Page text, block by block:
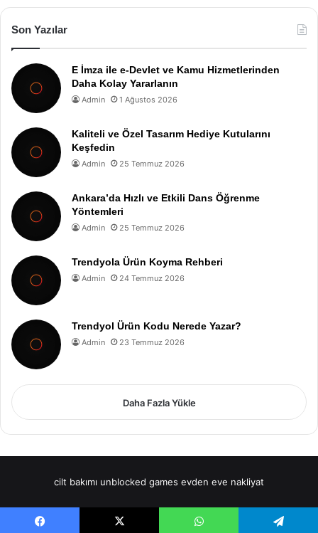
Son Yazılar
E İmza ile e-Devlet ve Kamu Hizmetlerinden
Daha Kolay Yararlanın
Admin 1 Ağustos 2026
Kaliteli ve Özel Tasarım Hediye Kutularını
Keşfedin
Admin 25 Temmuz 2026
Ankara’da Hızlı ve Etkili Dans Öğrenme
Yöntemleri
Admin 25 Temmuz 2026
Trendyola Ürün Koyma Rehberi
Admin 24 Temmuz 2026
Trendyol Ürün Kodu Nerede Yazar?
Admin 23 Temmuz 2026
Daha Fazla Yükle
cilt bakımı unblocked games evden eve nakliyat